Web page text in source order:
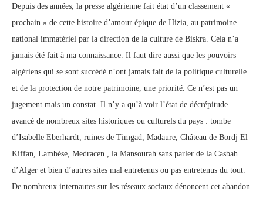
Depuis des années, la presse algérienne fait état d’un classement «
prochain » de cette histoire d’amour épique de Hizia, au patrimoine
national immatériel par la direction de la culture de Biskra. Cela n’a
jamais été fait à ma connaissance. Il faut dire aussi que les pouvoirs
algériens qui se sont succédé n’ont jamais fait de la politique culturelle
et de la protection de notre patrimoine, une priorité. Ce n’est pas un
jugement mais un constat. Il n’y a qu’à voir l’état de décrépitude
avancé de nombreux sites historiques ou culturels du pays : tombe
d’Isabelle Eberhardt, ruines de Timgad, Madaure, Château de Bordj El
Kiffan, Lambèse, Medracen , la Mansourah sans parler de la Casbah
d’Alger et bien d’autres sites mal entretenus ou pas entretenus du tout.
De nombreux internautes sur les réseaux sociaux dénoncent cet abandon